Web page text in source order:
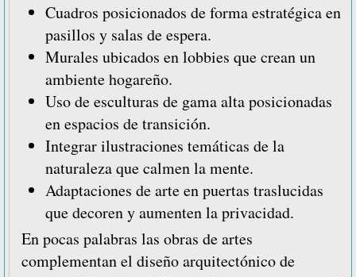
Cuadros posicionados de forma estratégica en
pasillos y salas de espera.
Murales ubicados en lobbies que crean un
ambiente hogareño.
Uso de esculturas de gama alta posicionadas
en espacios de transición.
Integrar ilustraciones temáticas de la
naturaleza que calmen la mente.
Adaptaciones de arte en puertas traslucidas
que decoren y aumenten la privacidad.
En pocas palabras las obras de artes
complementan el diseño arquitectónico de